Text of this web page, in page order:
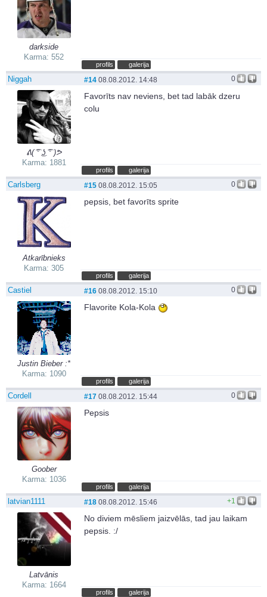
darkside
Karma: 552
profils galerija
Niggah
ᕕ( ͡° ͜ʖ ͡° )ᕗ
Karma: 1881
0
#14 08.08.2012. 14:48
Favorīts nav neviens, bet tad labāk dzeru
colu
profils galerija
Carlsberg
Atkarībnieks
Karma: 305
0
#15 08.08.2012. 15:05
pepsis, bet favorīts sprite
profils galerija
Castiel
Justin Bieber :*
Karma: 1090
0
#16 08.08.2012. 15:10
Flavorite Kola-Kola
profils galerija
Cordell
Goober
Karma: 1036
0
#17 08.08.2012. 15:44
Pepsis
profils galerija
latvian1111
Latvānis
Karma: 1664
+1
#18 08.08.2012. 15:46
No diviem mēsliem jaizvēlās, tad jau laikam
pepsis. :/
profils galerija